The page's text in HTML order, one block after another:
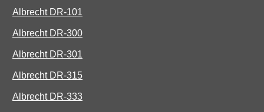
Albrecht DR-101
Albrecht DR-300
Albrecht DR-301
Albrecht DR-315
Albrecht DR-333